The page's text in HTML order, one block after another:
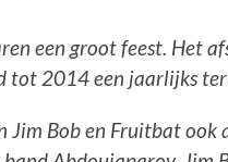
een groot feest. Het
tot 2014 een jaarlijks
Jim Bob en Fruitbat